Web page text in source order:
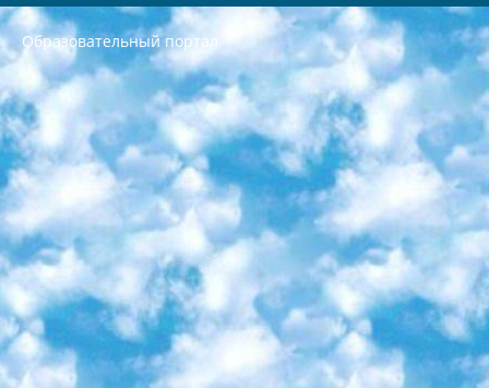
Образовательный портал
РЕСПУБЛИКА УЗБЕКИСТАН МИНИСТРЕРСТВО ДОШКОЛЬНОГО И ШКОЛЬНОГО ОБРАЗОВАНИЯ КОМАНДА в общеобразовательных учреждениях в 2023-2024 учебном году организация и проведение итоговой государственной аттестации обучающихся о Министра дошкольного и школьного образования Республики Узбекистан от 4 марта 2008 года (постановлением Минюста от 20 марта 2008 года № 1778 государственной регистрации) «Итоговое состояние учащихся общего среднего образования на основании положения об утверждении положения об аттестации общего среднего образования выпускной экзамен студентов в образовательных учреждениях в 2023-2024 учебном году В целях организации и прохождения аттестации приказываю: 1. Следующее: перечень предметов, по которым будет проводиться итоговая государственная аттестация и экзамен формы перевода согласно приложению 1; сертификаты международного образца, оценивающие уровень владения иностранными языками перечень согласно приложению 2; 2. Педагогический при специализированных образовательных учреждениях. научно-практический центр квалификации и международной оценки (Д.Давидова) 2024 г. До 25 марта: задания по предметам, по которым будет проводиться итоговая аттестация разработка и утверждение технических условий; итоговая аттестация на основании разработанного предметного задания разработка вопросов по предметам (устно и письменно), экзамен передача; общеобразовательные средние школы и специальные учебные заведения учащиеся выпускных классов школ и интернатов в агентской системе подготовка базы данных экзаменационных материалов и критериев оценки; перевод базы экзаменационных материалов на все языки обучения подать в Республиканский образовательный центр для изготовления; варианты экзаменов на основе разработанных контрольных материалов пусть будут поставлены задачи формирования. 3. Республиканский образовательный центр (Ш.Худайкулов) до 5 апреля 2024 года. до: база данных предоставленных экзаменационных материалов на все языки обучения перевод и экспертиза; для слепых, слабовидящих, глухих, слабослышащих и умственно отсталых детей учащиеся выпускных классов специализированных школ и школ-интернатов база данных экзаменационных материалов на всех преподаваемых языках подготовка критериев оценки; специализированные школы для умственно отсталых детей и технологии для учащихся выпускных классов школ-интернатов разработка соответствующих рекомендаций и критериев проведения ЕГЭ по естествознанию давать задания. 4. Педагогический при специализированных образовательных учреждениях. Научно-практический центр навыков и международной оценки (Д.Давидова), Республика образовательный центр (Худайкулов Ш.) итоговый государственный аттестационный экзамен ориентирован на творческое и логическое мышление при подготовке базы материалов учитывать введение заданий. 5. Следует отметить, что: сертификат государственного образца о знании общеобразовательного предмета и как минимум национальный уровень B1 по предметам на иностранных языках, указанным в Приложении 2. или международно признанный сертификат эквивалентного уровня студенты, изучающие определенный предмет, освобождаются от экзамена; по соответствующим предметам запланирована итоговая государственная аттестация за день до дня, путем жеребьевки Рабочей группой (в письменной форме по предметам, проводимым в форме) из числа сформированных вариантов выбрано 2 варианта; 2 выбранных варианта экзамена анонсированы на официальном сайте министерства и все выпускники по всей стране на основе этих вариантов проводит итоговую государственную аттестацию. 6. Государственное образование учащихся средних общеобразовательных учреждений. знания в соответствии с квалификационными требованиями, которые необходимо приобрести на основании стандартов итоговый (выпускной) контроль для 9 и 11 классов в целях тестирования Экзамены (далее – экзамены) состоят из предметов, перечисленных в приложении 1. будет сделано. 7. Экзамены пройдут с 26 мая по 15 июня 2024 г. (кроме науки физического воспитания). 8. Физическая для учащихся 9 классов общесредних образовательных учреждений. Экзамены по предмету «Образование, квалификация медицина» 1-6 мая 2024 года. сотрудники перевести под присмотр (с отклонениями в физическом или умственном развитии) специализированная школа для детей, школы-интернаты и со сколиозом школы-интернаты санаторного типа для больных детей исключены). 9. Он был слепым, слабовидящим и имел нарушения опорно-двигательного аппарата. экзамены в специализированных школах и интернатах для детей должны проводиться исходя из требований, предъявляемых к общеобразовательным учреждениям (физкультура кроме науки). 10. Специализированная школа для глухих и слабослышащих детей. и экзамены в интернатах и быть реализован в виде письменного теста по математике. 11. Специальность для умственно отсталых детей. Для 9 класса Родной язык и литературное письмо Государственный язык (язык обучения – узбекский). для неклассов) написано Математическое письмо Письменная/устная история Узбекистана Физическое воспитание практично Итоговый контроль Для 11 класса Написание родного языка и литературы (эссе) Математическое письмо Узбекский язык (обучение на узбекском языке) не посещающее общее среднее образование для учреждений)/Образовательное учреждение выбор письменный и устный Иностранный язык письменный/устный Письменная/устная история Узбекистана *По выбору студента:  Химия  Физика  Основы государственного права  География 10 бесплатных образовательных ресурсов - Мы составили подборку онлайн-проектов с интерактивными упражнениями, видеолекциями и статьями. Они помогут вам обрести новые и освежить старые знания бесплатно. 1. «ИНТУИТ» Старейшая образовательная площадка Рунета. Здесь вы найдёте сотни текстовых и видеокурсов на десятки различных тем — от программирования до психологии. Многие курсы подготовлены российскими университетами и крупными международными компаниями вроде Intel и Microsoft. Самостоятельное обучение бесплатное, но желающие могут оплатить услуги персональных наставников. 2. «Смартия» знакомит с актуальными профессиями и подсказывает, как им обучаться. Выбрав заинтересовавшую вас специальность — SMM-специалист, фотограф, веб-дизайнер или другую, — увидите список необходимых для неё умений. Чтобы вы могли освоить их самостоятельно, для каждого умения площадка отображает подборку ссылок на учебные материалы. Хотя «Смартия» ориентируется на русскоязычную аудиторию, часть контента всё же доступна только на английском. 3. «Лекторий Физтеха» Проект Московского физико-технического института (Физтеха). С его помощью вы можете смотреть онлайн серии лекций, записанные на видео в этом вузе. В числе доступных предметов — физика, биология, химия, информационные технологии и другие. К некоторым лекциям администрация ресурса прилагает готовые конспекты, которые можно скачивать в PDF-формате. 4. ITMOcourses Онлайн-площадка Санкт-Петербургского национального исследовательского университета информационных технологий, механики и оптики (ИТМО). Ресурс предоставляет свободный доступ к курсам, разработанным в этом вузе. Каталог материалов разбит на четыре категории: «Оптические системы и технологии», «Приборостроение и робототехника», «Информационные технологии» и «Биотехнологии». Курсы состоят из видеолекций, интерактивных демонстраций и заданий. 5. «КиберЛенинка» Электронная научная библиотека открытого доступа. Каталог площадки регулярно обрастает текстами статей из различных научных изданий. Сгруппированные по журналам и рубрикам публикации можно читать онлайн или скачивать целиком в PDF-формате. Проект нацелен на популяризацию науки за счёт открытого доступа к качественной информации. 6. «ПостНаука» На этом ресурсе публикуют подборки видеолекций, составленные экспертами из разных отраслей и объединённые общими темами. Среди них, к примеру, есть серии «Биоинформатика и геномика», «Культура средневековой Скандинавии» и Cinema Studies о теории кино. Каждая подборка лекций — логически связанная история, рассказанная экспертом от первого лица. Кроме того, на сайте появляются научно-образовательные статьи и тесты на разные темы. 7. «Newочём» Команда проекта «Newочём» отбирает самые интересные тексты из англоязычных СМИ и переводит те из них, за которые голосуют участники сообщества «ВКонтакте». По большей части это научно-популярные статьи. Редакторы придумывают лишь заголовки, в остальном содержание переводов соответствует оригиналам. Полные тексты можно читать прямо в социальной сети. 8. InternetUrok Онлайн-база материалов по основным дисциплинам школьной программы. Информация на сайте структурирована по классам, предметам и темам (урокам). Каждый урок состоит из видеолекций и конспектов. Есть также интерактивные тренажёры и тесты для закрепления пройденного материала. Даже если вы давно окончили школу, возможность повторить программу старших классов всегда может пригодиться. 9. Edutainme Ещё один ресурс об образовании. В отличие от Newtonew, как мне кажется, Edutainme больше ориентируется на представителей индустрии: педагогов, предпринимателей, разработчиков образовательных проектов. Но и любой, кто просто стремится к саморазвитию, найдёт на сайте много полезного и интересного для себя. Например, информацию о новых курсах и образовательных сервисах. 10. Newtonew Онлайн-медиа об образовании и обучении в широком смысле. Авторы Newtonew пишут об инструментах, заведениях, тактиках и стратегиях, которые помогают учить других и получать новые знания самостоятельно. На этой площадке вы найдёте новости, обзоры, аналитические мат